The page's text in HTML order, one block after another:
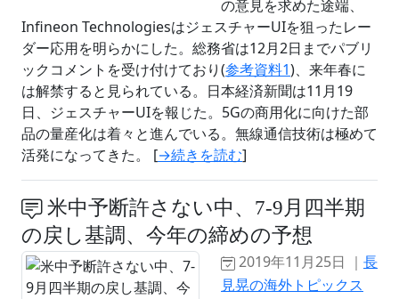
の意見を求めた途端、
Infineon TechnologiesはジェスチャーUIを狙ったレー
ダー応用を明らかにした。総務省は12月2日までパブリ
ックコメントを受け付けており(参考資料1)、来年春に
は解禁すると見られている。日本経済新聞は11月19
日、ジェスチャーUIを報じた。5Gの商用化に向けた部
品の量産化は着々と進んでいる。無線通信技術は極めて
活発になってきた。 [→続きを読む]
米中予断許さない中、7-9月四半期
の戻し基調、今年の締めの予想
2019年11月25日 ｜ 長
見晃の海外トピックス